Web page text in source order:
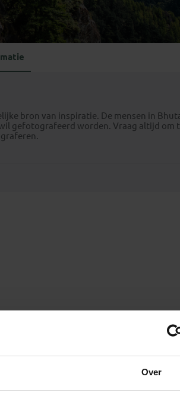
Over
(4)
(3)
(2)
(3)
(2)
bron van inspiratie. De mensen in
gefotografeerd worden. Vraag altijd om